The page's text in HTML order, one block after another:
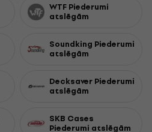
WTF Piederumi
atslēgām
Soundking Piederumi
atslēgām
Decksaver Piederumi
atslēgām
SKB Cases
Piederumi atslēgām